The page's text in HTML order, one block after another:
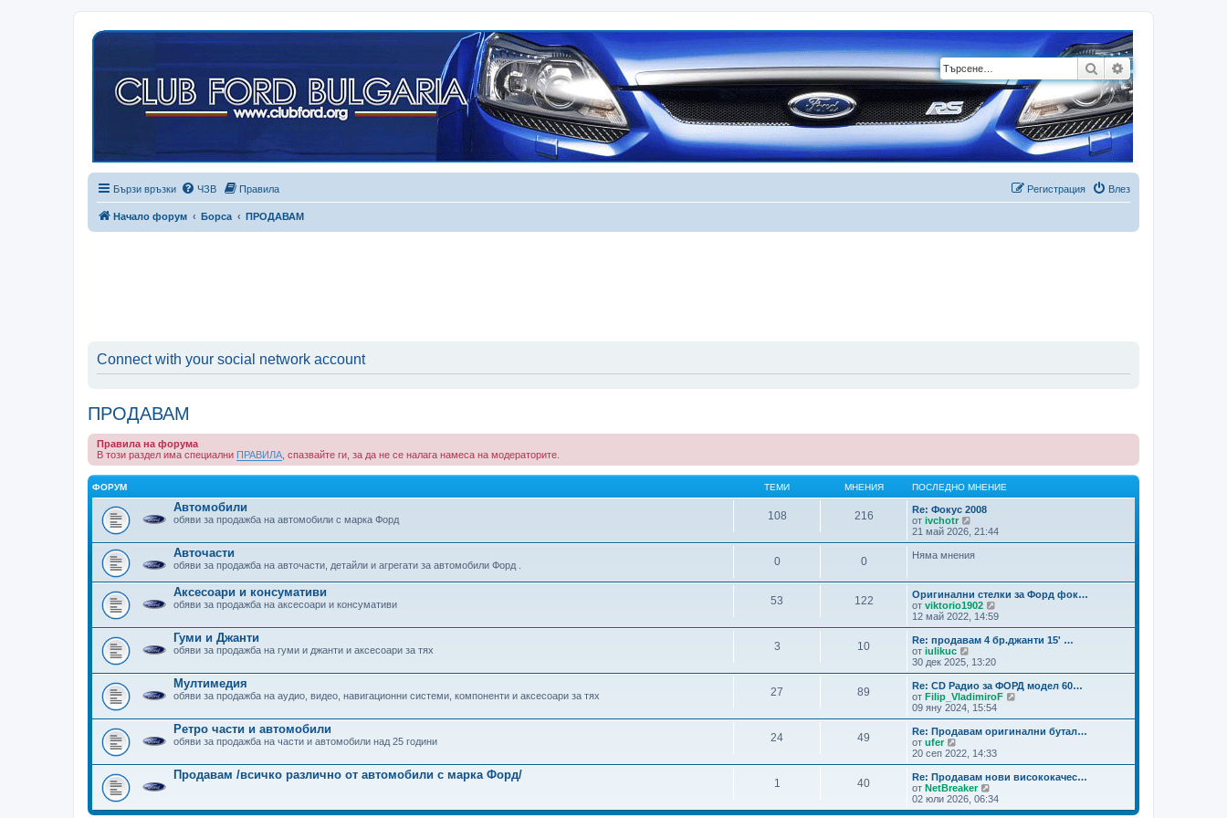
ТърсенеРазширено
Бързи връзки ЧЗВ Правила Влез
Регистрация
Начало форум Борса ПРОДАВАМ
Connect with your social network account
ПРОДАВАМ
Правила на форума
В този раздел има специални ПРАВИЛА , спазвайте ги, за да не се налага намеса на модераторите.
ФОРУМ ТЕМИ МНЕНИЯ ПОСЛЕДНО МНЕНИЕ
Автомобили
обяви за продажба на автомобили с марка Форд 108 216
Re: Фокус 2008
от ivchotr
и
ж
п
л
е
д
н
и
т
м
н
е
н
и
я
21 май 2026, 21:44
Авточасти
обяви за продажба на авточасти, детайли и агрегати за автомобили Форд . 0 0 Няма мнения
Аксесоари и консумативи
обяви за продажба на аксесоари и консумативи 53 122
Оригинални стелки за Форд фок…
от viktorio1902
и
ж
п
о
е
д
н
е
н
е
н
я
12 май 2022, 14:59
Гуми и Джанти
обяви за продажба на гуми и джанти и аксесоари за тях 3 10
Re: продавам 4 бр.джанти 15' …
от iulikuc
и
ж
п
о
с
д
н
и
е
м
н
е
30 дек 2025, 13:20
Мултимедия
обяви за продажба на аудио, видео, навигационни системи, компоненти и аксесоари за тях 27 89
Re: CD Радио за ФОРД модел 60…
от Filip_VladimiroF
ж
п
д
т
09 яну 2024, 15:54
Ретро части и автомобили
обяви за продажба на части и автомобили над 25 години 24 49
Re: Продавам оригинални бутал…
от ufer
и
ж
п
о
с
20 сеп 2022, 14:33
Продавам /всичко различно от автомобили с марка Форд/
1 40
Re: Продавам нови висококачес…
от NetBreaker
и
ж
02 юли 2026, 06:34